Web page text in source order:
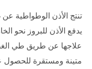
تنتج الأذن الوطواطية
يدفع الأذن للبروز نحو
علاجها عن طريق طي
متينة ومستقرة